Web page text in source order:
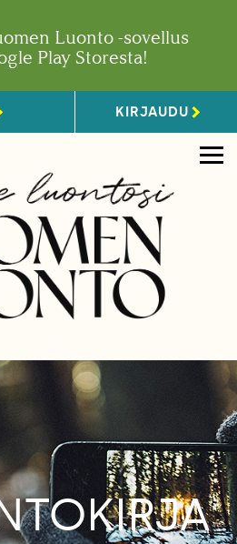
Luonto -sovellus
Play Storesta!
KIRJAUDU